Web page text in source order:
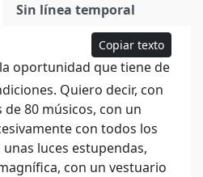
Sin línea temporal
Copiar texto
oportunidad que tiene de
Quiero decir, con
80 músicos, con un
con todos los
luces estupendas,
con un vestuario